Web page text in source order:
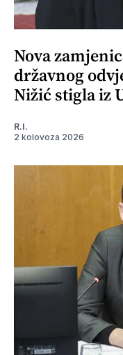
Nova
državnog
Nižić stigla iz
R.I.
2 kolovoza 2026